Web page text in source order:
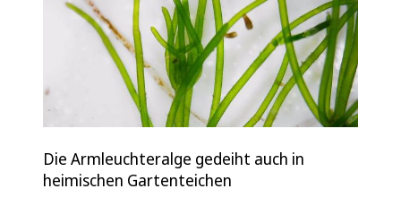
Die Armleuchteralge gedeiht auch in
heimischen Gartenteichen